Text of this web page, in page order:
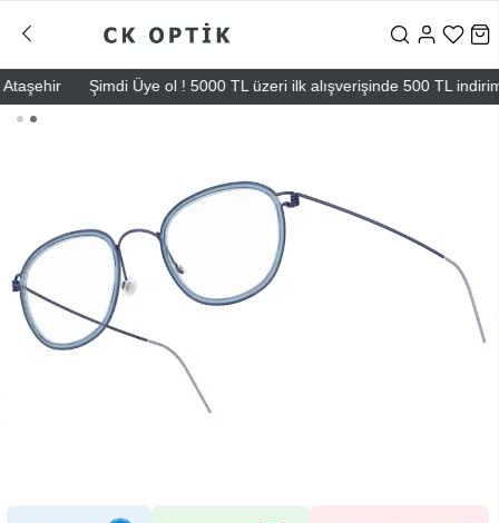
Şimdi Üye ol ! 5000 TL üzeri ilk alışverişinde 500 TL indirim